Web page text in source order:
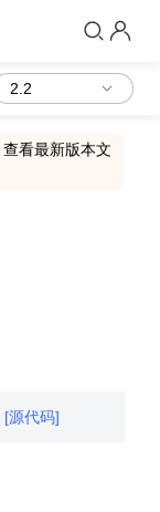
查看最新版本文
[源代码]